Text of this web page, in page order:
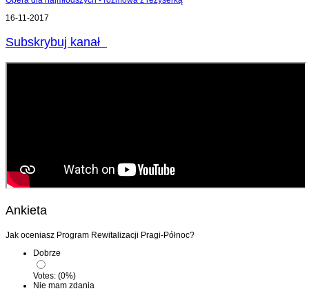
16-11-2017
Subskrybuj kanał
Ankieta
Jak oceniasz Program Rewitalizacji Pragi-Północ?
Dobrze
Votes: (0%)
Nie mam zdania